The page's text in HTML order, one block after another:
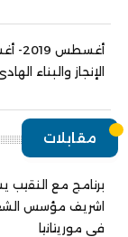
الإنجاز والبناء
مقابلات
برنامج مع
اشريف مؤسس
في موريتانيا